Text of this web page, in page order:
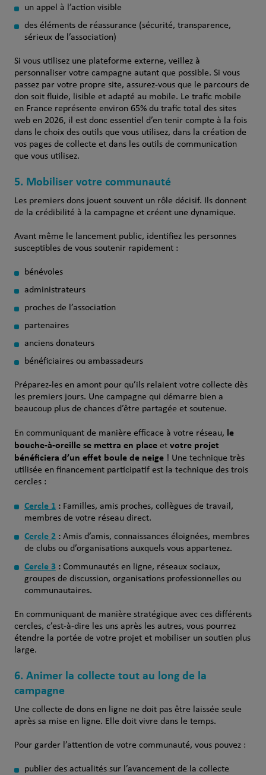
un appel à l’action visible
des éléments de réassurance (sécurité, transparence,
sérieux de l’association)
Si vous utilisez une plateforme externe, veillez à
personnaliser votre campagne autant que possible. Si vous
passez par votre propre site, assurez-vous que le parcours de
don soit fluide, lisible et adapté au mobile. Le trafic mobile
en France représente environ 65% du trafic total des sites
web en 2026, il est donc essentiel d’en tenir compte à la fois
dans le choix des outils que vous utilisez, dans la création de
vos pages de collecte et dans les outils de communication
que vous utilisez.
5. Mobiliser votre communauté
Les premiers dons jouent souvent un rôle décisif. Ils donnent
de la crédibilité à la campagne et créent une dynamique.
Avant même le lancement public, identifiez les personnes
susceptibles de vous soutenir rapidement :
bénévoles
administrateurs
proches de l’association
partenaires
anciens donateurs
bénéficiaires ou ambassadeurs
Préparez-les en amont pour qu’ils relaient votre collecte dès
les premiers jours. Une campagne qui démarre bien a
beaucoup plus de chances d’être partagée et soutenue.
En communiquant de manière efficace à votre réseau, le
bouche-à-oreille se mettra en placeet votre projet
bénéficiera d’un effet boule de neige! Une technique très
utilisée en financement participatif est la technique des trois
cercles :
Cercle 1:Familles, amis proches, collègues de travail,
membres de votre réseau direct.
Cercle 2:Amis d’amis, connaissances éloignées, membres
de clubs ou d’organisations auxquels vous appartenez.
Cercle 3:Communautés en ligne, réseaux sociaux,
groupes de discussion, organisations professionnelles ou
communautaires.
En communiquant de manière stratégique avec ces différents
cercles, c’est-à-dire les uns après les autres, vous pourrez
étendre la portée de votre projet et mobiliser un soutien plus
large.
6. Animer la collecte tout au long de la
campagne
Une collecte de dons en ligne ne doit pas être laissée seule
après sa mise en ligne. Elle doit vivre dans le temps.
Pour garder l’attention de votre communauté, vous pouvez :
publier des actualités sur l’avancement de la collecte